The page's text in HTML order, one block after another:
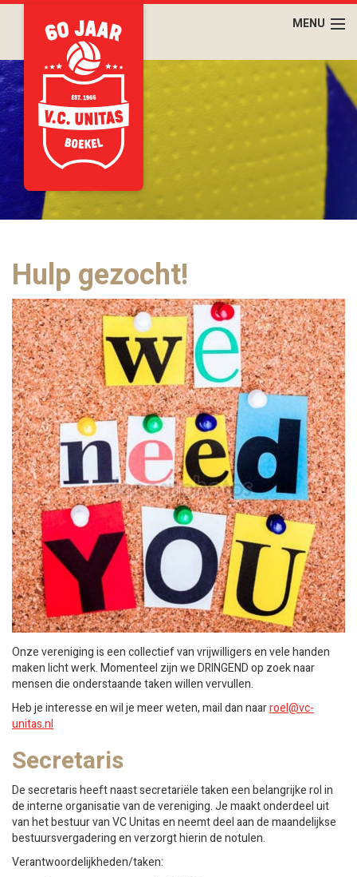
Hulp gezocht!
Onze vereniging is een collectief van vrijwilligers en vele handen
maken licht werk. Momenteel zijn we DRINGEND op zoek naar
mensen die onderstaande taken willen vervullen.
Heb je interesse en wil je meer weten, mail dan naarroel@vc-
unitas.nl
Secretaris
De secretaris heeft naast secretariële taken een belangrijke rol in
de interne organisatie van de vereniging. Je maakt onderdeel uit
van het bestuur van VC Unitas en neemt deel aan de maandelijkse
bestuursvergadering en verzorgt hierin de notulen.
Verantwoordelijkheden/taken: